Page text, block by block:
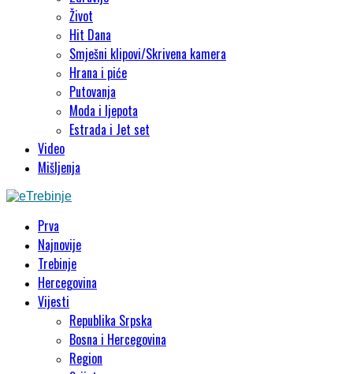
Život
Hit Dana
Smješni klipovi/Skrivena kamera
Hrana i piće
Putovanja
Moda i ljepota
Estrada i Jet set
Video
Mišljenja
Prva
Najnovije
Trebinje
Hercegovina
Vijesti
Republika Srpska
Bosna i Hercegovina
Region